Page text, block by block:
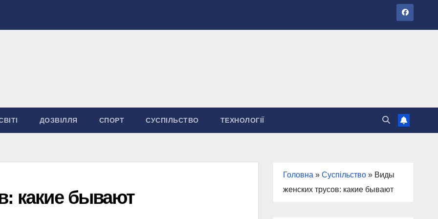
ДОЗВІЛЛЯ СПОРТ СУСПІЛЬСТВО ТЕХНОЛОГІЇ
какие бывают
Головна » Суспільство» Виды
женских трусов: какие бывают